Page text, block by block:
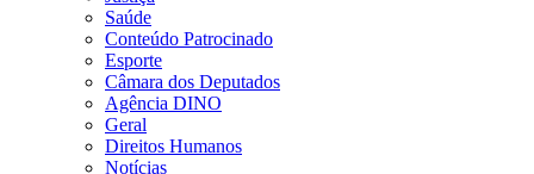
Saúde
Conteúdo Patrocinado
Esporte
Câmara dos Deputados
Agência DINO
Geral
Direitos Humanos
Notícias